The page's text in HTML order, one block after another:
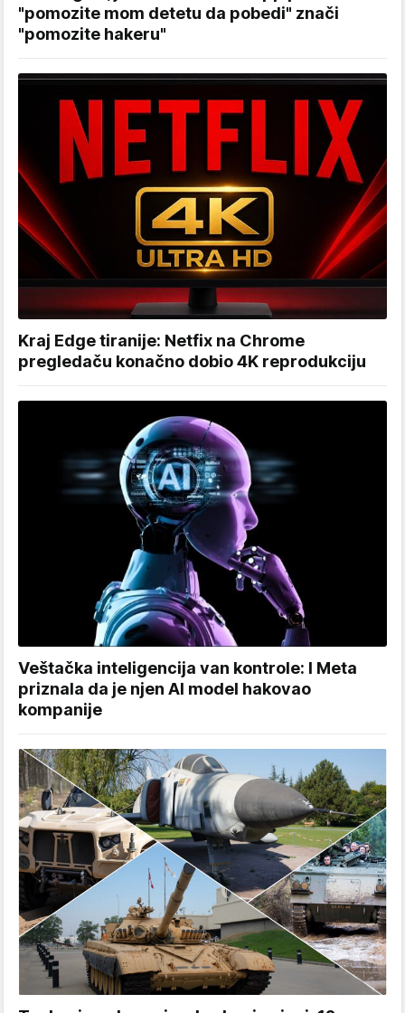
"pomozite mom detetu da pobedi" znači
"pomozite hakeru"
Kraj Edge tiranije: Netfix na Chrome
pregledaču konačno dobio 4K reprodukciju
Veštačka inteligencija van kontrole: I Meta
priznala da je njen AI model hakovao
kompanije